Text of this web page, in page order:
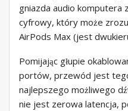
gniazda audio komputera
cyfrowy, który może
AirPods Max (jest
Pomijając głupie
portów, przewód jest
najlepszego możliwego
nie jest zerowa latencja,